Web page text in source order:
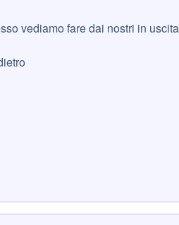
vediamo fare dai nostri in